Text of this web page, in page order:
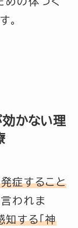
。
効かない理
症すること
われま
知する「神